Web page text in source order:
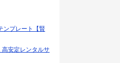
ンプレート【賢
高安定レンタルサ